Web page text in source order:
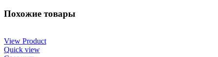
Похожие товары
View Product
Quick view